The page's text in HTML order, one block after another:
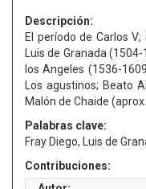
Descripción:
El período de Carlos
Luis de Granada
los Angeles (1536-
Los agustinos; Beato
Malón de Chaide
Palabras clave:
Fray Diego, Luis de
Contribuciones: